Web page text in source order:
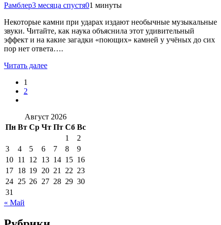
Рамблер3 месяца спустя01 минуты
Некоторые камни при ударах издают необычные музыкальные
звуки. Читайте, как наука объяснила этот удивительный
эффект и на какие загадки «поющих» камней у учёных до сих
пор нет ответа….
Читать далее
1
2
Август 2026
Пн Вт Ср Чт Пт Сб Вс
1
2
3
4 5 6 7 8
9
10 11 12 13 14 15 16
17 18 19 20 21 22 23
24 25 26 27 28 29 30
31
« Май